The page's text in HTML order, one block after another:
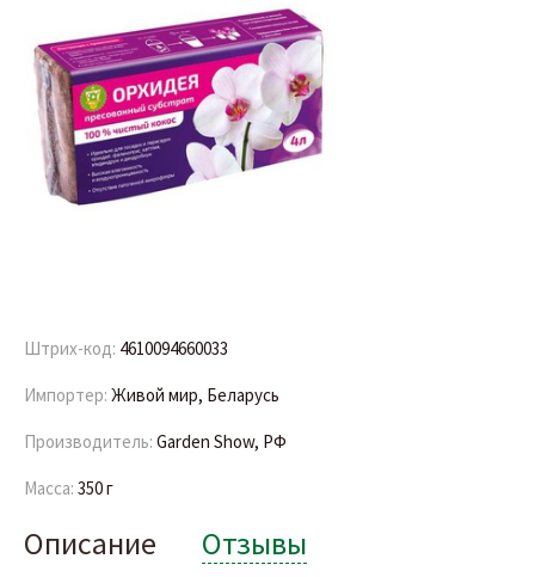
Штрих-код: 4610094660033
Импортер: Живой мир, Беларусь
Производитель: Garden Show, РФ
Масса: 350 г
Описание Отзывы